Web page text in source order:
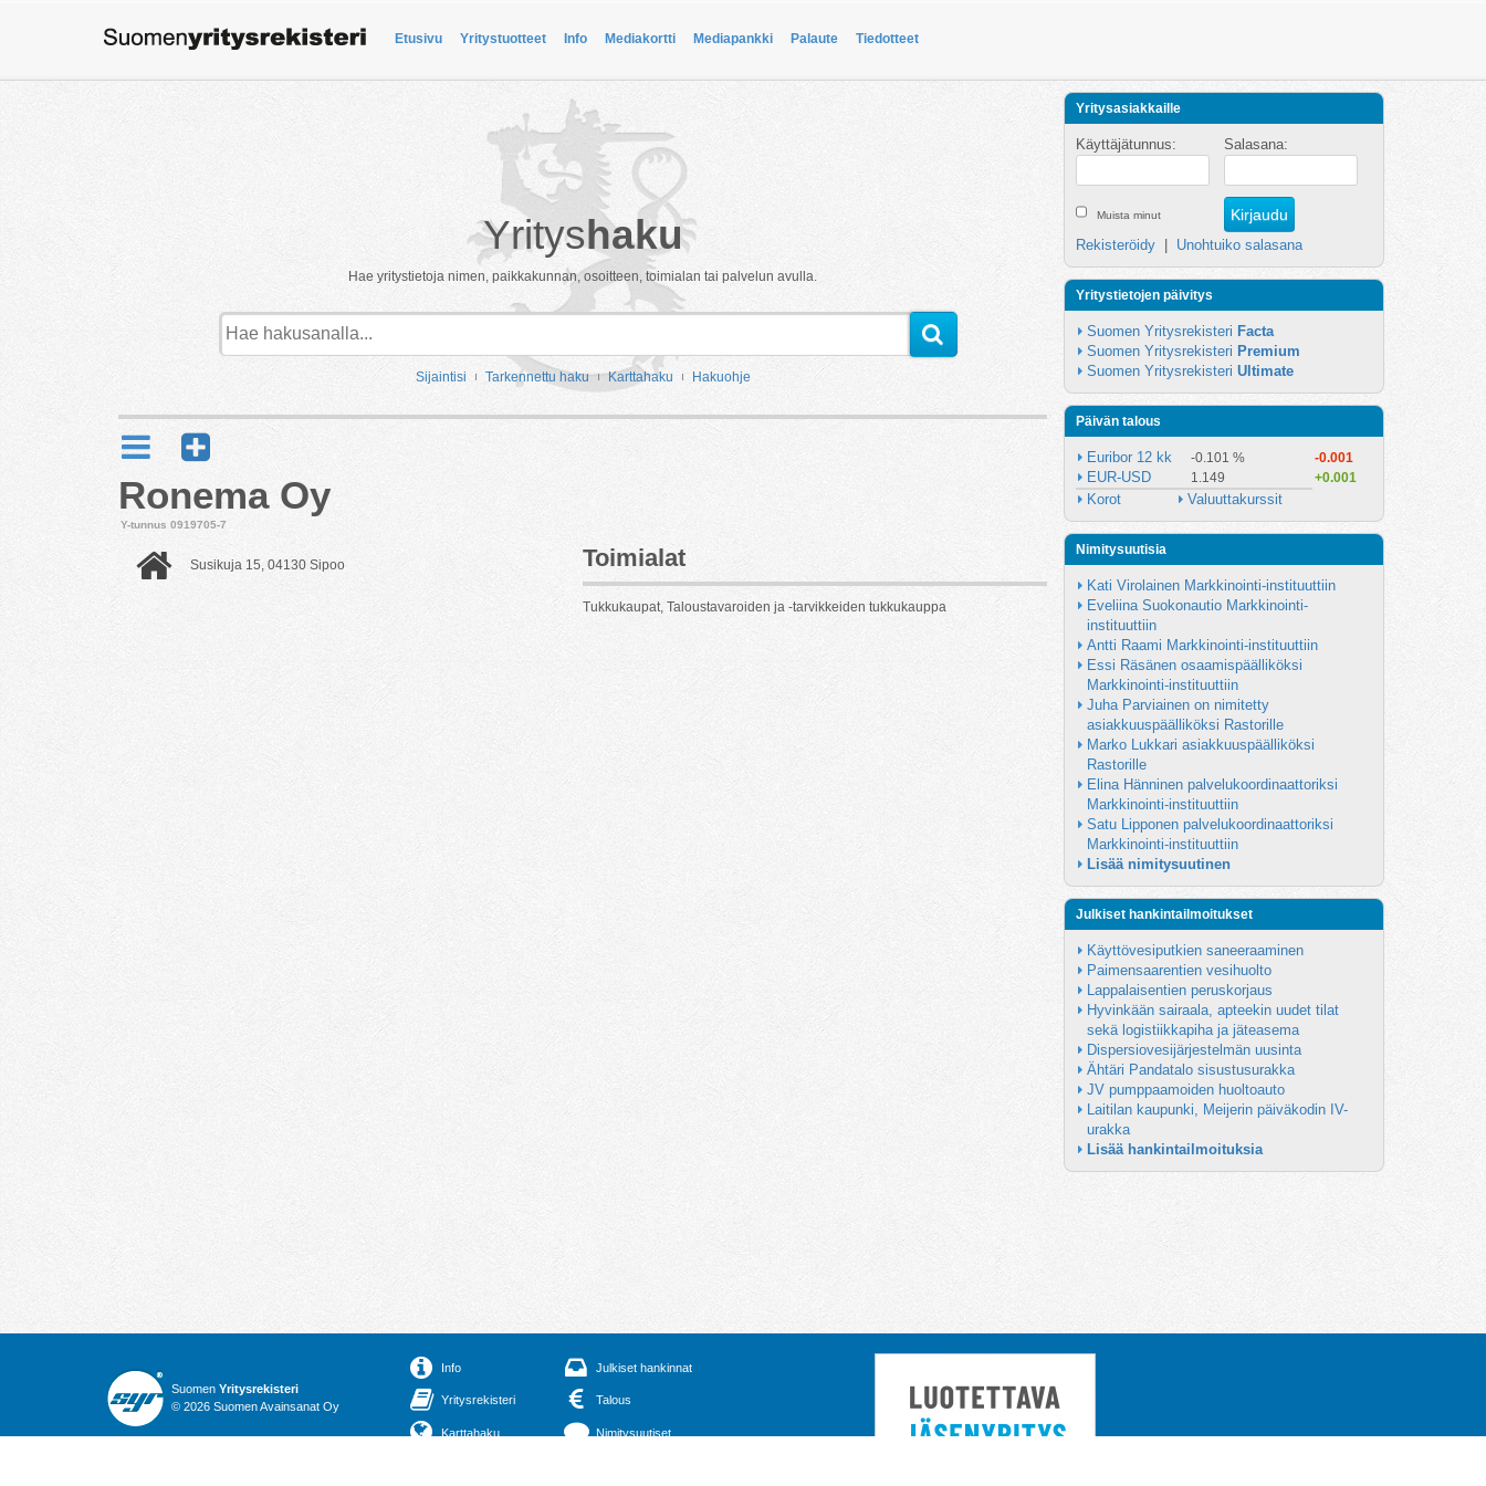
Etusivu Yritystuotteet Info Mediakortti Mediapankki Palaute Tiedotteet
Yrityshaku
Hae yritystietoja nimen, paikkakunnan, osoitteen, toimialan tai palvelun avulla.
Sijaintisi Tarkennettu haku Karttahaku Hakuohje
Ronema Oy
Y-tunnus 0919705-7
Susikuja 15, 04130 Sipoo Toimialat
Tukkukaupat, Taloustavaroiden ja -tarvikkeiden tukkukauppa
Yritysasiakkaille
Käyttäjätunnus: Salasana:
Muista minut
Rekisteröidy Unohtuiko salasana
Yritystietojen päivitys
Suomen Yritysrekisteri Facta
Suomen Yritysrekisteri Premium
Suomen Yritysrekisteri Ultimate
Päivän talous
Euribor 12 kk -0.101 % -0.001
EUR-USD 1.149 +0.001
Korot Valuuttakurssit
Nimitysuutisia
Kati Virolainen Markkinointi-instituuttiin
Eveliina Suokonautio Markkinointi-
instituuttiin
Antti Raami Markkinointi-instituuttiin
Essi Räsänen osaamispäälliköksi
Markkinointi-instituuttiin
Juha Parviainen on nimitetty
asiakkuuspäälliköksi Rastorille
Marko Lukkari asiakkuuspäälliköksi
Rastorille
Elina Hänninen palvelukoordinaattoriksi
Markkinointi-instituuttiin
Satu Lipponen palvelukoordinaattoriksi
Markkinointi-instituuttiin
Lisää nimitysuutinen
Julkiset hankintailmoitukset
Käyttövesiputkien saneeraaminen
Paimensaarentien vesihuolto
Lappalaisentien peruskorjaus
Hyvinkään sairaala, apteekin uudet tilat
sekä logistiikkapiha ja jäteasema
Dispersiovesijärjestelmän uusinta
Ähtäri Pandatalo sisustusurakka
JV pumppaamoiden huoltoauto
Laitilan kaupunki, Meijerin päiväkodin IV-
urakka
Lisää hankintailmoituksia
Suomen Yritysrekisteri
© 2026 Suomen Avainsanat Oy
Info
Yritysrekisteri
Karttahaku
Julkiset hankinnat
Talous
Nimitysuutiset